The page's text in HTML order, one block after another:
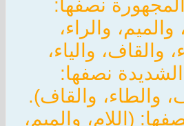
نصفها:
والميم، والراء،
والقاف، والياء،
نصفها:
والطاء، والقاف).
(اللام، والميم،